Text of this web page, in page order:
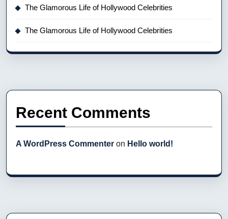
The Glamorous Life of Hollywood Celebrities
The Glamorous Life of Hollywood Celebrities
Recent Comments
A WordPress Commenter on Hello world!